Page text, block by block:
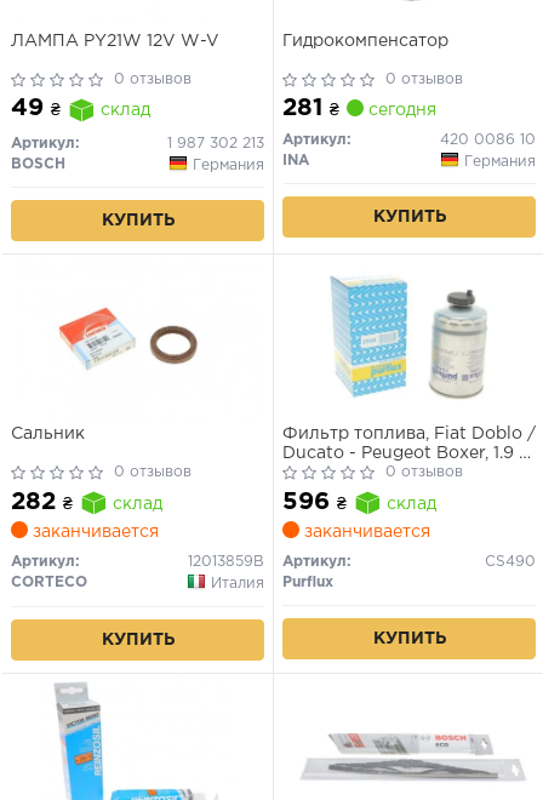
ЛАМПА PY21W 12V W-V
0 отзывов
49 ₴ склад
Артикул:
1 987 302 213
BOSCH
Германия
КУПИТЬ
Гидрокомпенсатор
0 отзывов
281 ₴ сегодня
Артикул:
420 0086 10
INA
Германия
КУПИТЬ
Сальник
0 отзывов
282 ₴
склад
заканчивается
Артикул:
12013859B
CORTECO
Италия
КУПИТЬ
Фильтр топлива, Fiat Doblo /
Ducato - Peugeot Boxer, 1.9 -
2.0 - 2.2 - 2.8 JTD / HDI,
2001>
0 отзывов
596 ₴
склад
заканчивается
Артикул:
CS490
Purflux
КУПИТЬ